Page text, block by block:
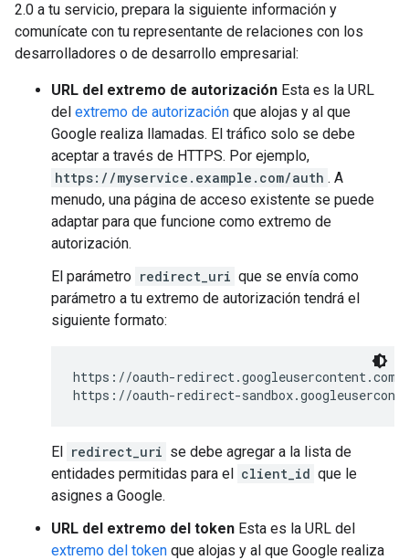
2.0 a tu servicio, prepara la siguiente información y
comunícate con tu representante de relaciones con los
desarrolladores o de desarrollo empresarial:
URL del extremo de autorización Esta es la URL
del extremo de autorización que alojas y al que
Google realiza llamadas. El tráfico solo se debe
aceptar a través de HTTPS. Por ejemplo,
https://myservice.example.com/auth . A
menudo, una página de acceso existente se puede
adaptar para que funcione como extremo de
autorización.
El parámetro redirect_uri que se envía como
parámetro a tu extremo de autorización tendrá el
siguiente formato:
https://oauth-
https://oauth-redirect-
El redirect_uri se debe agregar a la lista de
entidades permitidas para el client_id que le
asignes a Google.
URL del extremo del token Esta es la URL del
extremo del token que alojas y al que Google realiza